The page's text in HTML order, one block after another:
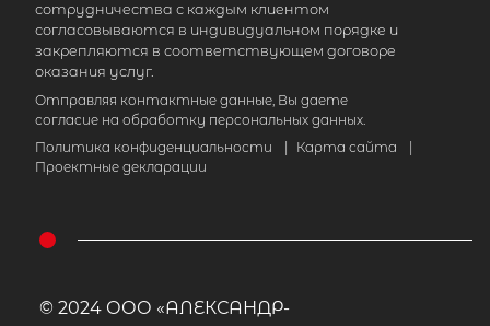
сотрудничества с каждым клиентом
согласовываются в индивидуальном порядке и
закрепляются в соответствующем договоре
оказания услуг.
Отправляя контактные данные, Вы даете
согласие на обработку персональных данных.
Политика конфиденциальности
Карта сайта
Проектные декларации
© 2024 ООО «АЛЕКСАНДР-